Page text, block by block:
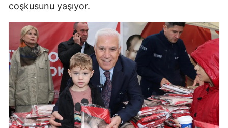
coşkusunu yaşıyor.